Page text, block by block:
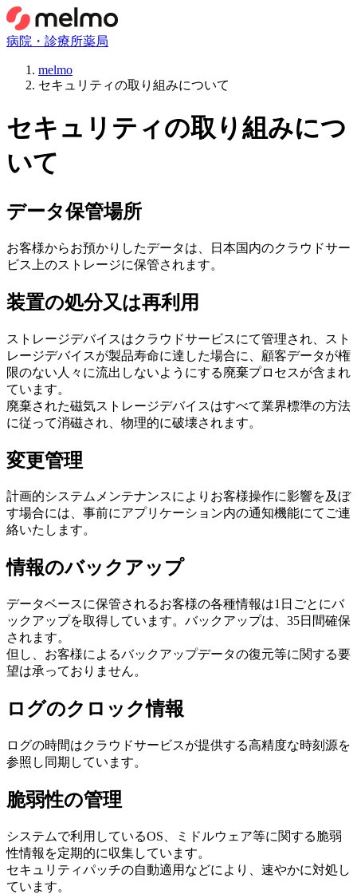
病院・診療所薬局
melmo
セキュリティの取り組みについて
セキュリティの取り組みにつ
いて
データ保管場所
お客様からお預かりしたデータは、日本国内のクラウドサー
ビス上のストレージに保管されます。
装置の処分又は再利用
ストレージデバイスはクラウドサービスにて管理され、スト
レージデバイスが製品寿命に達した場合に、顧客データが権
限のない人々に流出しないようにする廃棄プロセスが含まれ
ています。
廃棄された磁気ストレージデバイスはすべて業界標準の方法
に従って消磁され、物理的に破壊されます。
変更管理
計画的システムメンテナンスによりお客様操作に影響を及ぼ
す場合には、事前にアプリケーション内の通知機能にてご連
絡いたします。
情報のバックアップ
データベースに保管されるお客様の各種情報は1日ごとにバ
ックアップを取得しています。バックアップは、35日間確保
されます。
但し、お客様によるバックアップデータの復元等に関する要
望は承っておりません。
ログのクロック情報
ログの時間はクラウドサービスが提供する高精度な時刻源を
参照し同期しています。
脆弱性の管理
システムで利用しているOS、ミドルウェア等に関する脆弱
性情報を定期的に収集しています。
セキュリティパッチの自動適用などにより、速やかに対処し
ています。